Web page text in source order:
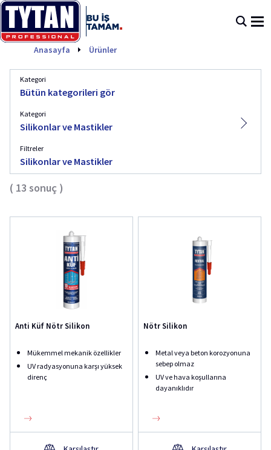
Anasayfa Ürünler
Kategori
Bütün kategorileri gör
Kategori
Silikonlar ve Mastikler
Filtreler
Silikonlar ve Mastikler
( 13 sonuç )
Anti Küf Nötr Silikon
Mükemmel mekanik özellikler
UV radyasyonuna karşı yüksek
direnç
Nötr Silikon
Metal veya beton korozyonuna
sebep olmaz
UV ve hava koşullarına
dayanıklıdır